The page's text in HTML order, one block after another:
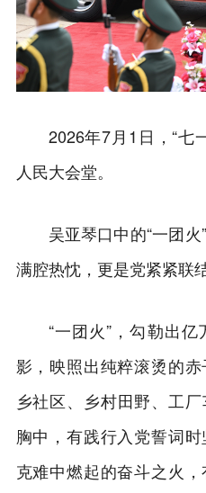
2026年7月1日，“七
人民大会堂。
吴亚琴口中的“一团
满腔热忱，更是党紧紧联
“一团火”，勾勒出
影，映照出纯粹滚烫的
乡社区、乡村田野、工
胸中，有践行入党誓词
克难中燃起的奋斗之火